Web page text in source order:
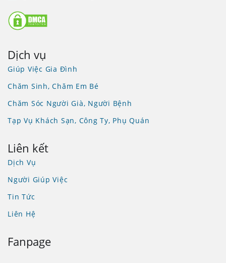
Dịch vụ
Giúp Việc Gia Đình
Chăm Sinh, Chăm Em Bé
Chăm Sóc Người Già, Người Bệnh
Tạp Vụ Khách Sạn, Công Ty, Phụ Quán
Liên kết
Dịch Vụ
Người Giúp Việc
Tin Tức
Liên Hệ
Fanpage